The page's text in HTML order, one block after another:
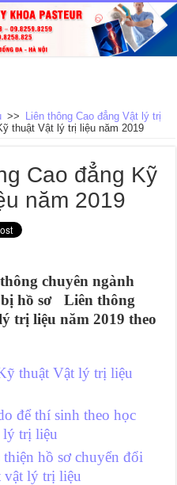
>> Liên thông Cao đẳng Vật lý trị
thuật Vật lý trị liệu năm 2019
Cao đẳng Kỹ
năm 2019
chuyên ngành
hồ sơ Liên thông
trị liệu năm 2019 theo
thuật Vật lý trị liệu
để thí sinh theo học
lý trị liệu
hồ sơ chuyển đổi
vật lý trị liệu